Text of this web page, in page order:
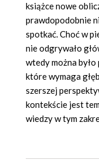
książce nowe
prawdopodobnie
spotkać. Choć w
nie odgrywało
wtedy można
które wymaga
szerszej
kontekście jest
wiedzy w tym